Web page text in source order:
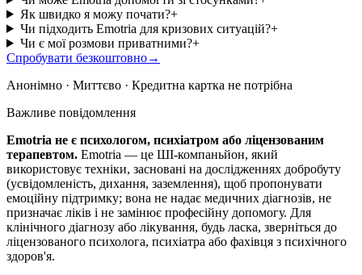
Як швидко я можу почати?+
Чи підходить Emotria для кризових ситуацій?+
Чи є мої розмови приватними?+
Спробувати безкоштовно→
Анонімно · Миттєво · Кредитна картка не потрібна
Важливе повідомлення
Emotria не є психологом, психіатром або ліцензованим
терапевтом. Emotria — це ШІ-компаньйон, який
використовує техніки, засновані на дослідженнях добробуту
(усвідомленість, дихання, заземлення), щоб пропонувати
емоційну підтримку; вона не надає медичних діагнозів, не
призначає ліків і не замінює професійну допомогу. Для
клінічного діагнозу або лікування, будь ласка, зверніться до
ліцензованого психолога, психіатра або фахівця з психічного
здоров'я.